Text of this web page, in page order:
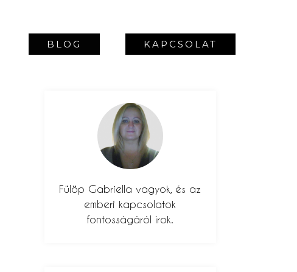
BLOG KAPCSOLAT
Fülöp Gabriella vagyok, és az
emberi kapcsolatok
fontosságáról írok.